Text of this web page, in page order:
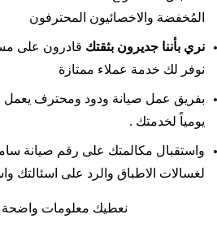
المُخفضة والاخصائيون المحترفون
نري بأننا جديرون بثقتك قادرون على
نوفر لك خدمة عملاء ممتازة
يومياً لخدمتك .
واستقبال مكالمتك على رقم صيانة
لغسالات الاطباق والرد على
نعطيك معلومات